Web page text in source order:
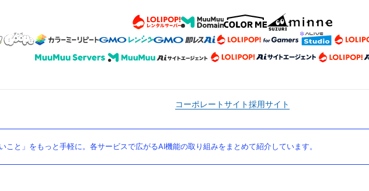
コーポレートサイト採用サイト
こと」をもっと手軽に。各サービスで広がるAI機能の取り組みをまとめて紹介しています。